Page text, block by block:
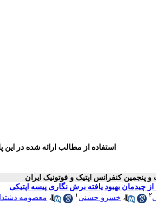
استفاده از مطالب ارائه شده در این
چیدمان بهبود یافته برش نگاری پیسه اپتیکی
۲ ، خسرو حسنی ۱ ، معصومه